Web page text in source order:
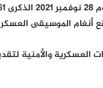
أنغام الموسيقى
والأمنية